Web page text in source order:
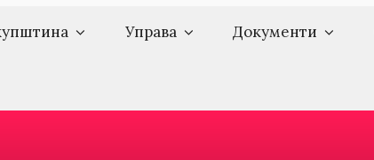
Управа Документи